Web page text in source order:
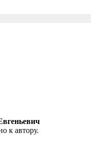
к автору.